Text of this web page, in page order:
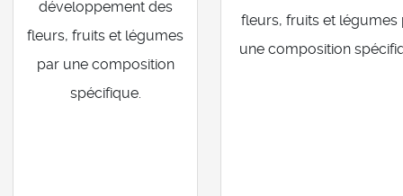
développement des
fleurs, fruits et légumes
par une composition
spécifique.
fleurs, fruits et légumes
une composition